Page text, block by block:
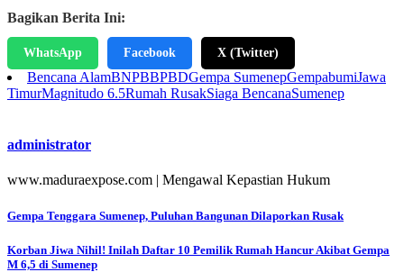
Bagikan Berita Ini:
WhatsApp Facebook X (Twitter)
Bencana AlamBNPBBPBDGempa SumenepGempabumiJawa
TimurMagnitudo 6.5Rumah RusakSiaga BencanaSumenep
administrator
www.maduraexpose.com | Mengawal Kepastian Hukum
Navigasi
pos
Gempa Tenggara Sumenep, Puluhan Bangunan Dilaporkan Rusak
Korban Jiwa Nihil! Inilah Daftar 10 Pemilik Rumah Hancur Akibat Gempa
M 6,5 di Sumenep